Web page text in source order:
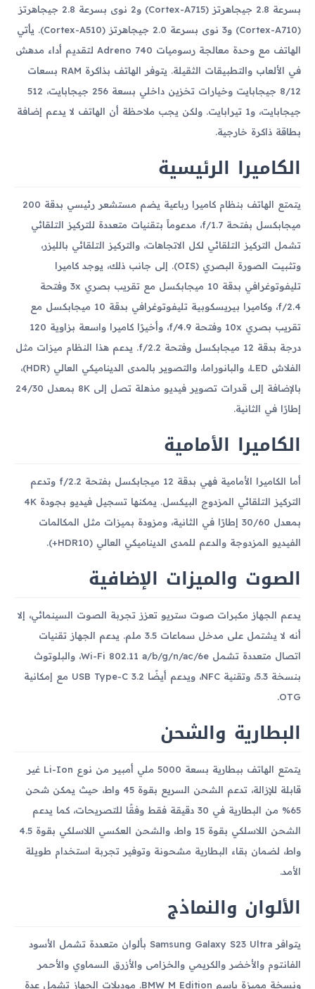
بسرعة 2.8 جيجاهرتز (Cortex-A715) و2 نوى بسرعة 2.8 جيجاهرتز
(Cortex-A710) و3 نوى بسرعة 2.0 جيجاهرتز (Cortex-A510). يأتي
الهاتف مع وحدة معالجة رسوميات Adreno 740 لتقديم أداء مدهش
في الألعاب والتطبيقات الثقيلة. يتوفر الهاتف بذاكرة RAM بسعات
8/12 جيجابايت وخيارات تخزين داخلي بسعة 256 جيجابايت، 512
جيجابايت، و1 تيرابايت. ولكن يجب ملاحظة أن الهاتف لا يدعم إضافة
بطاقة ذاكرة خارجية.
الكاميرا الرئيسية
يتمتع الهاتف بنظام كاميرا رباعية يضم مستشعر رئيسي بدقة 200
ميجابكسل بفتحة f/1.7، مدعوماً بتقنيات متعددة للتركيز التلقائي
تشمل التركيز التلقائي لكل الاتجاهات، والتركيز التلقائي بالليزر،
وتثبيت الصورة البصري (OIS). إلى جانب ذلك، يوجد كاميرا
تليفوتوغرافي بدقة 10 ميجابكسل مع تقريب بصري 3x وفتحة
f/2.4، وكاميرا بيريسكوبية تليفوتوغرافي بدقة 10 ميجابكسل مع
تقريب بصري 10x وفتحة f/4.9، وأخيرًا كاميرا واسعة بزاوية 120
درجة بدقة 12 ميجابكسل وفتحة f/2.2. يدعم هذا النظام ميزات مثل
الفلاش LED، والبانوراما، والتصوير بالمدى الديناميكي العالي (HDR)،
بالإضافة إلى قدرات تصوير فيديو مذهلة تصل إلى 8K بمعدل 24/30
إطارًا في الثانية.
الكاميرا الأمامية
أما الكاميرا الأمامية فهي بدقة 12 ميجابكسل بفتحة f/2.2 وتدعم
التركيز التلقائي المزدوج البيكسل. يمكنها تسجيل فيديو بجودة 4K
بمعدل 30/60 إطارًا في الثانية، ومزودة بميزات مثل المكالمات
الفيديو المزدوجة والدعم للمدى الديناميكي العالي (HDR10+).
الصوت والميزات الإضافية
يدعم الجهاز مكبرات صوت ستريو تعزز تجربة الصوت السينمائي، إلا
أنه لا يشتمل على مدخل سماعات 3.5 ملم. يدعم الجهاز تقنيات
اتصال متعددة تشمل Wi-Fi 802.11 a/b/g/n/ac/6e، والبلوتوث
بنسخة 5.3، وتقنية NFC، ويدعم أيضًا USB Type-C 3.2 مع إمكانية
OTG.
البطارية والشحن
يتمتع الهاتف ببطارية بسعة 5000 ملي أمبير من نوع Li-Ion غير
قابلة للإزالة، تدعم الشحن السريع بقوة 45 واط، حيث يمكن شحن
65% من البطارية في 30 دقيقة فقط وفقًا للتصريحات، كما يدعم
الشحن اللاسلكي بقوة 15 واط، والشحن العكسي اللاسلكي بقوة 4.5
واط، لضمان بقاء البطارية مشحونة وتوفير تجربة استخدام طويلة
الأمد.
الألوان والنماذج
يتوافر Samsung Galaxy S23 Ultra بألوان متعددة تشمل الأسود
الفانتوم والأخضر والكريمي والخزامى والأزرق السماوي والأحمر
ونسخة مميزة باسم BMW M Edition. موديلات الجهاز تشمل عدة